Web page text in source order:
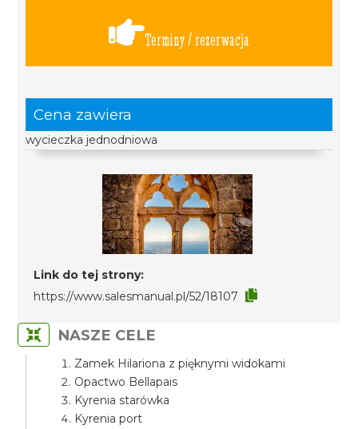
Terminy / rezerwacja
Cena zawiera
wycieczka jednodniowa
Link do tej strony:
https://www.salesmanual.pl/52/18107
NASZE CELE
Zamek Hilariona z pięknymi widokami
Opactwo Bellapais
Kyrenia starówka
Kyrenia port